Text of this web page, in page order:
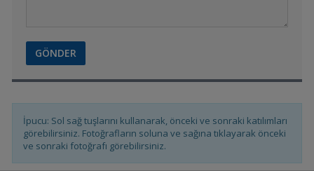
compressiceps Chaitika
Galaxy Rasbora
İpucu: Sol sağ tuşlarını kullanarak, önceki ve sonraki katılımları
görebilirsiniz. Fotoğrafların soluna ve sağına tıklayarak önceki
ve sonraki fotoğrafı görebilirsiniz.